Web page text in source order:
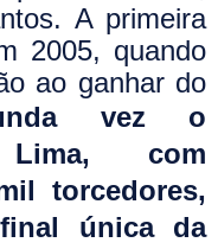
A primeira
2005, quando
ao ganhar do
vez o
com
torcedores,
única da